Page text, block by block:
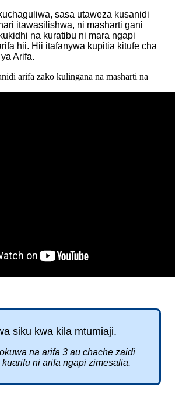
, sasa utaweza kusanidi
itawasilishwa, ni masharti gani
kukidhi na kuratibu ni mara ngapi
hii. Hii itafanywa kupitia kitufe cha
ya Arifa.
arifa zako kulingana na masharti na
siku kwa kila mtumiaji.
na arifa 3 au chache zaidi
kuarifu ni arifa ngapi zimesalia.